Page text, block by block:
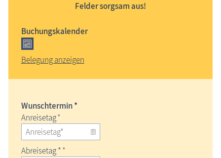
Felder sorgsam aus!
Buchungskalender
Belegung anzeigen
Wunschtermin *
Anreisetag*
Abreisetag **